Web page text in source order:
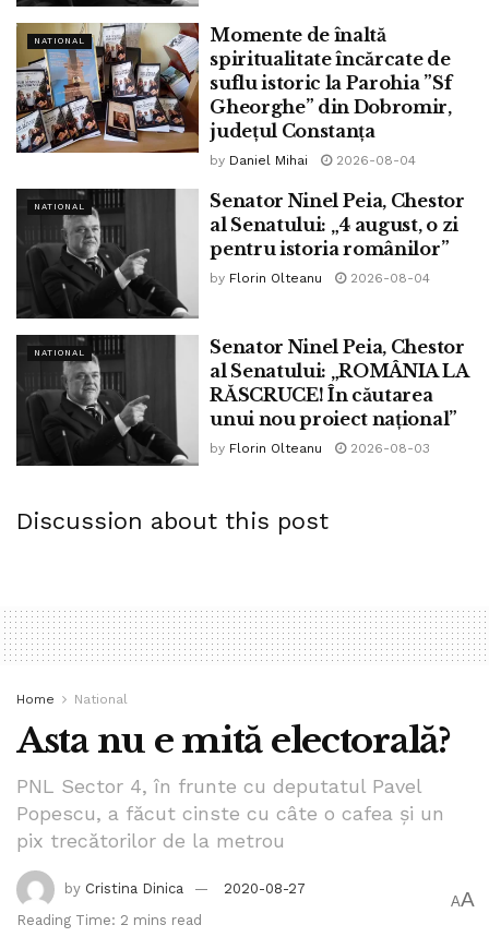
NATIONAL
Momente de înaltă
spiritualitate încărcate de
suflu istoric la Parohia ”Sf
Gheorghe” din Dobromir,
județul Constanța
by Daniel Mihai 2026-08-04
NATIONAL
Senator Ninel Peia, Chestor
al Senatului: „4 august, o zi
pentru istoria românilor”
by Florin Olteanu 2026-08-04
NATIONAL
Senator Ninel Peia, Chestor
al Senatului: „ROMÂNIA LA
RĂSCRUCE! În căutarea
unui nou proiect național”
by Florin Olteanu 2026-08-03
Discussion about this post
Home National
Asta nu e mită electorală?
PNL Sector 4, în frunte cu deputatul Pavel
Popescu, a făcut cinste cu câte o cafea și un
pix trecătorilor de la metrou
by Cristina Dinica
2020-08-27
Reading Time: 2 mins read
AA